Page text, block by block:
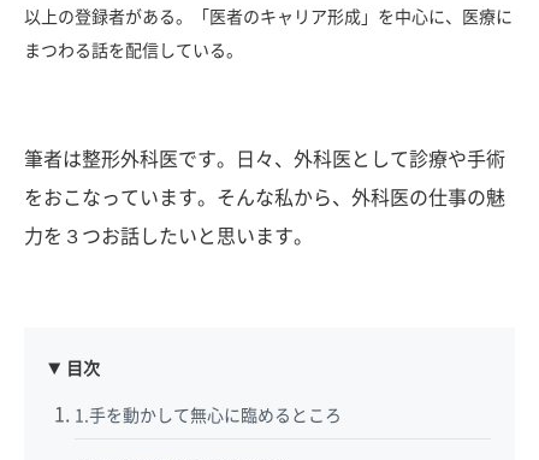
以上の登録者がある。「医者のキャリア形成」を中心に、医療に
まつわる話を配信している。
筆者は整形外科医です。日々、外科医として診療や手術
をおこなっています。そんな私から、外科医の仕事の魅
力を３つお話したいと思います。
目次
1.手を動かして無心に臨めるところ